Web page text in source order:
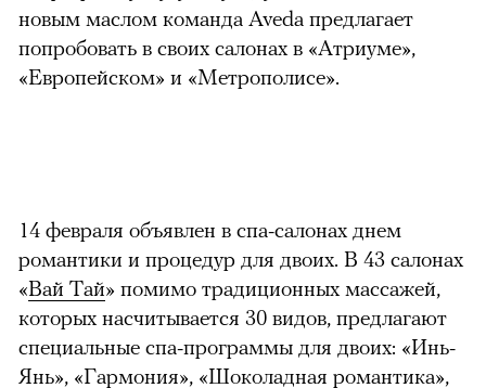
новым маслом команда Aveda предлагает
попробовать в своих салонах в «Атриуме»,
«Европейском» и «Метрополисе».
14 февраля объявлен в спа-салонах днем
романтики и процедур для двоих. В 43 салонах
«Вай Тай» помимо традиционных массажей,
которых насчитывается 30 видов, предлагают
специальные спа-программы для двоих: «Инь-
Янь», «Гармония», «Шоколадная романтика»,